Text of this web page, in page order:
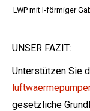
LWP mit l-förmiger
UNSER FAZIT:
Unterstützen Sie
gesetzliche